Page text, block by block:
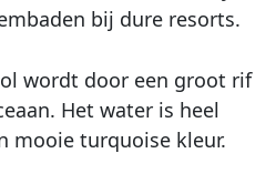
bij dure resorts.
wordt door een groot rif
Het water is heel
mooie turquoise kleur.